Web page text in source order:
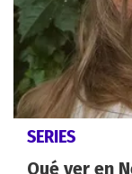
SERIES
Qué ver en